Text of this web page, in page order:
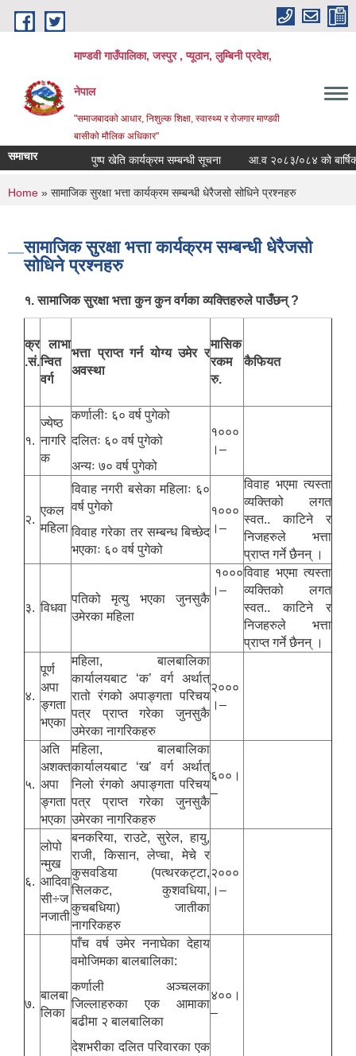
Skip to main content
माण्डवी गाउँपालिका, जस्पुर , प्यूठान, लुम्बिनी प्रदेश,
नेपाल
"समाजबादको आधार, निशुल्क शिक्षा, स्वास्थ्य र रोजगार माण्डवी
बासीको मौलिक अधिकार"
समाचार पुष्प खेति कार्यक्रम सम्बन्धी सूचना आ.व २०८३/०८४ को बार्षिक
You are here
Home » सामाजिक सुरक्षा भत्ता कार्यक्रम सम्बन्धी धेरैजसो सोधिने प्रश्नहरु
सामाजिक सुरक्षा भत्ता कार्यक्रम सम्बन्धी धेरैजसो
सोधिने प्रश्नहरु
१. सामाजिक सुरक्षा भत्ता कुन कुन वर्गका व्यक्तिहरुले पाउँछन् ?
क्र
.सं.
लाभा
न्वित
वर्ग
भत्ता प्राप्त गर्न योग्य उमेर र
अवस्था
मासिक
रकम
रु.
कैफियत
१.
ज्येष्ठ
नागरि
क
कर्णालीः ६० वर्ष पुगेको
दलितः ६० वर्ष पुगेको
अन्यः ७० वर्ष पुगेको
१०००
।–
२.
एकल
महिला
विवाह नगरी बसेका महिलाः ६०
वर्ष पुगेको
विवाह गरेका तर सम्बन्ध बिच्छेद
भएकाः ६० वर्ष पुगेको
१०००
।–
विवाह भएमा त्यस्ता
व्यक्तिको लगत
स्वत.. काटिने र
निजहरुले भत्ता
प्राप्त गर्ने छैनन् ।
३. विधवा
पतिको मृत्यु भएका जुनसुकै
उमेरका महिला
१०००
।–
विवाह भएमा त्यस्ता
व्यक्तिको लगत
स्वत.. काटिने र
निजहरुले भत्ता
प्राप्त गर्ने छैनन् ।
४.
पूर्ण
अपा
ङ्गता
भएका
महिला, बालबालिका
कार्यालयबाट ‘क’ वर्ग अर्थात्
रातो रंगको अपाङ्गता परिचय
पत्र प्राप्त गरेका जुनसुकै
उमेरका नागरिकहरु
२०००
।–
५.
अति
अशक्त
अपा
ङ्गता
भएका
महिला, बालबालिका
कार्यालयबाट ‘ख’ वर्ग अर्थात्
निलो रंगको अपाङ्गता परिचय
पत्र प्राप्त गरेका जुनसुकै
उमेरका नागरिकहरु
६००।
–
६.
लोपो
न्मुख
आदिवा
सी÷ज
नजाती
बनकरिया, राउटे, सुरेल, हायु,
राजी, किसान, लेप्चा, मेचे र
कुसवडिया (पत्थरकट्टा,
सिलकट, कुशवधिया,
कुचबधिया) जातीका
नागरिकहरु
२०००
।–
७.
बालबा
लिका
पाँच वर्ष उमेर ननाघेका देहाय
वमोजिमका बालबालिका:
कर्णाली अञ्चलका
जिल्लाहरुका एक आमाका
बढीमा २ बालबालिका
देशभरीका दलित परिवारका एक
४००।
–